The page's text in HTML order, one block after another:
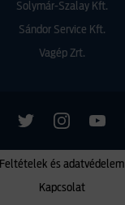
Solymár-Szalay Kft.
Sándor Service Kft.
Vagép Zrt.
Kapcsolat
Feltételek és adatvédelem